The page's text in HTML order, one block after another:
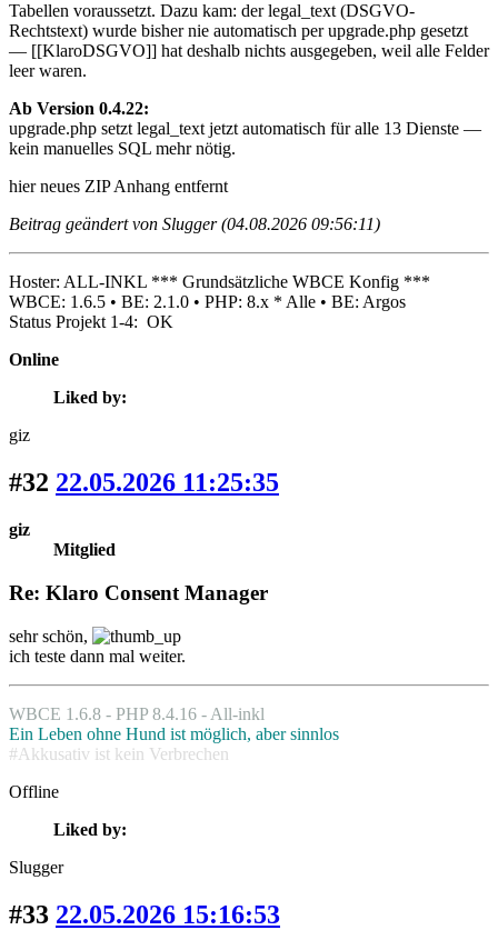
Tabellen voraussetzt. Dazu kam: der legal_text (DSGVO-
Rechtstext) wurde bisher nie automatisch per upgrade.php gesetzt
— [[KlaroDSGVO]] hat deshalb nichts ausgegeben, weil alle Felder
leer waren.
Ab Version 0.4.22:
upgrade.php setzt legal_text jetzt automatisch für alle 13 Dienste —
kein manuelles SQL mehr nötig.
hier neues ZIPAnhang entfernt
Beitrag geändert von Slugger (04.08.2026 09:56:11)
Hoster: ALL-INKL *** Grundsätzliche WBCE Konfig ***
WBCE: 1.6.5 • BE: 2.1.0 • PHP: 8.x * Alle • BE: Argos
Status Projekt 1-4: OK
Online
Liked by:
giz
#32 22.05.2026 11:25:35
giz
Mitglied
Re: Klaro Consent Manager
sehr schön,
ich teste dann mal weiter.
WBCE 1.6.8 - PHP 8.4.16 - All-inkl
Ein Leben ohne Hund ist möglich, aber sinnlos
#Akkusativ ist kein Verbrechen
Offline
Liked by:
Slugger
#33 22.05.2026 15:16:53